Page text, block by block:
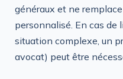
généraux et ne
personnalisé. En cas de
situation complexe, un
avocat) peut être